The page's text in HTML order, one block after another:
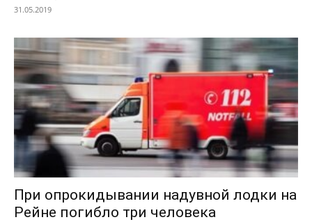
31.05.2019
При опрокидывании надувной лодки на
Рейне погибло три человека